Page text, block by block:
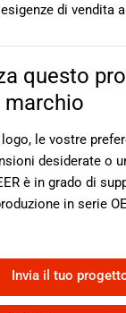
di vendita
questo
marchio
le vostre
desiderate o
è in grado di
in serie
Invia il tuo